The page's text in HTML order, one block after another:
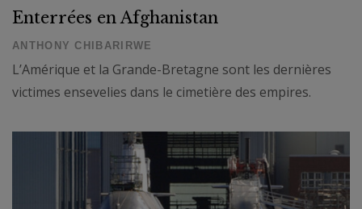
Enterrées en Afghanistan
ANTHONY CHIBARIRWE
L’Amérique et la Grande-Bretagne sont les dernières
victimes ensevelies dans le cimetière des empires.